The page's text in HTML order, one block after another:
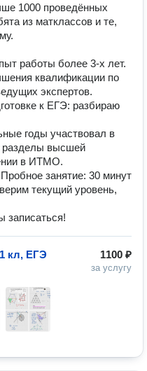
1000 проведённых
из матклассов и те,
работы более 3-х лет.
квалификации по
экспертов.
к ЕГЭ: разбираю
годы участвовал в
разделы высшей
в ИТМО.
занятие: 30 минут
текущий уровень,
записаться!
1100 ₽
за услугу
кл, ЕГЭ